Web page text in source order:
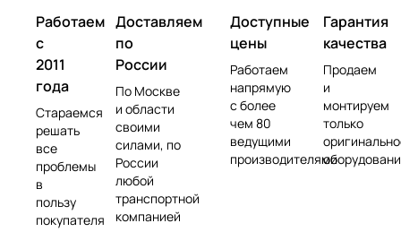
Работаем
с
2011
года
Стараемся
решать
все
проблемы
в
пользу
покупателя
Доставляем
по
России
По Москве
и области
своими
силами, по
России
любой
транспортной
компанией
Доступные
цены
Работаем
напрямую
с более
чем 80
ведущими
производителями
Гарантия
качества
Продаем
и
монтируем
только